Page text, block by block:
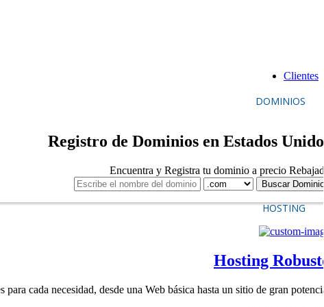
Clientes
DOMINIOS
Registro de Dominios en Estados
Encuentra y Registra tu dominio a precio
HOSTING
Hosting
cada necesidad, desde una Web básica hasta un sitio de gran